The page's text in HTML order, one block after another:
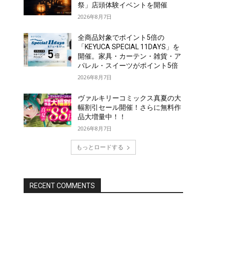
祭」店頭体験イベントを開催
2026年8月7日
全商品対象でポイント5倍の
「KEYUCA SPECIAL 11DAYS」を
開催。家具・カーテン・雑貨・ア
パレル・スイーツがポイント5倍
2026年8月7日
ヴァルキリーコミックス真夏の大
幅割引セール開催！さらに無料作
品大増量中！！
2026年8月7日
もっとロードする
RECENT COMMENTS